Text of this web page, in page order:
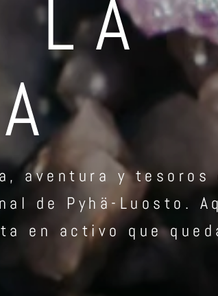
LA
aventura y tesoros
de Pyhä-Luosto.
en activo que